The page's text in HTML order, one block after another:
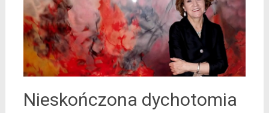
Nieskończona dychotomia